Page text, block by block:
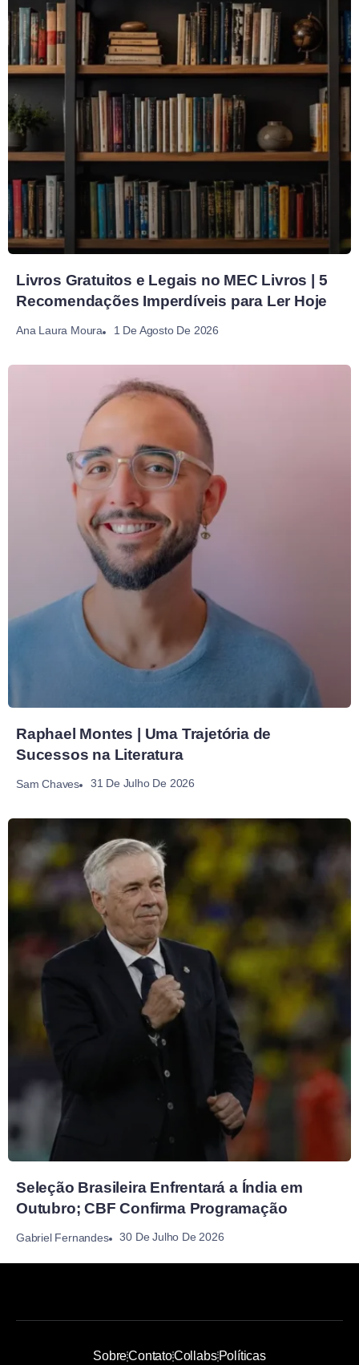
Livros Gratuitos e Legais no MEC Livros | 5
Recomendações Imperdíveis para Ler Hoje
Ana Laura Moura 1 De Agosto De 2026
Raphael Montes | Uma Trajetória de
Sucessos na Literatura
Sam Chaves 31 De Julho De 2026
Seleção Brasileira Enfrentará a Índia em
Outubro; CBF Confirma Programação
Gabriel Fernandes 30 De Julho De 2026
SobreContatoCollabsPolíticas